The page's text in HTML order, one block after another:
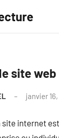
site
janvier
site internet